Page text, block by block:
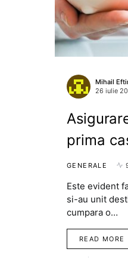
Mihail
26 iulie
prima
GENERALE
Este evident
si-au unit
cumpara o…
READ MORE